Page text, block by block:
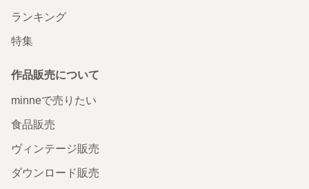
ランキング
特集
作品販売について
minneで売りたい
食品販売
ヴィンテージ販売
ダウンロード販売